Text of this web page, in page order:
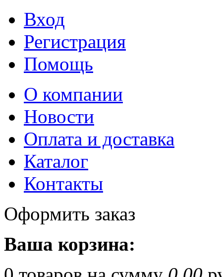
Вход
Регистрация
Помощь
О компании
Новости
Оплата и доставка
Каталог
Контакты
Оформить заказ
Ваша корзина: